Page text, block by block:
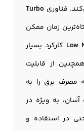
فناوری Turbo
زمان ممکن
Low کارکرد بسیار
از قابلیت
مصرف برق را به
به ویژه در
در استفاده و